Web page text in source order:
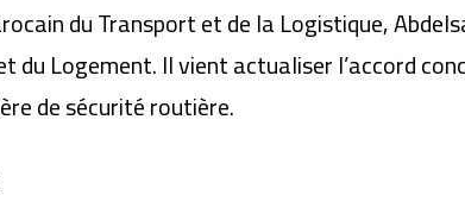
du Transport et de la Logistique,
Logement. Il vient actualiser l’accord
de sécurité routière.